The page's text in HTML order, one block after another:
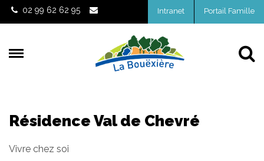
Gestion des traceurs
02 99 62 62 95 Intranet Portail Famille
Résidence Val de Chevré
Vivre chez soi